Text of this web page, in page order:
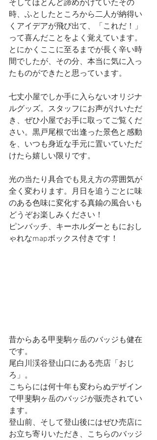
そしてほとんど諦めかけていたその
時、ふとしたところから二人が納得い
くアイデアが飛び出て、「これだ！」
って喜んだことをよく覚えています。
とにかくここに至るまでが長く辛い時
間でしたが、その分、本当に気に入っ
たものができたと思っています。
七丈小屋でしか手に入らないオリジナ
ルグッズ。スタッフにお声がけいただ
き、ぜひ小屋でお手に取ってご覧くだ
さい。黒戸尾根で出逢った景色と感動
を、いつも身近な手元に置いていただ
けたら嬉しい限りです。
光の当たり具合でも見え方の雰囲気が
全く変わります。月日を追うごとに味
のある色味に変化する真鍮の風合いも
どうぞお楽しみください！
ピンバッチ、キーホルダーともにおし
ゃれなmapボックス付きです！
昔からある甲斐駒ヶ岳のバッジも健在
です。
尾白川渓谷登山口にある売店「おじ
ろ」。
こちらには何十年も変わらぬデザイン
で甲斐駒ヶ岳のバッジが販売されてい
ます。
登山前、そして登山後にはぜひ売店に
お立ち寄りいただき、こちらのバッジ